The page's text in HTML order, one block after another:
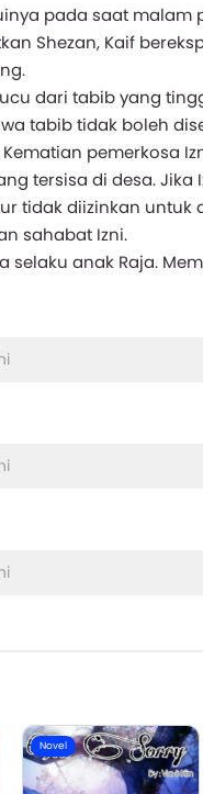
pada saat
Shezan, Kaif
dari tabib yang
tabib tidak boleh
pemerkosa
tersisa di desa.
tidak diizinkan
sahabat Izni.
anak Raja.
Novel